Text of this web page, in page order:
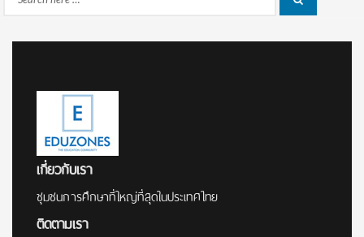
Search
เกี่ยวกับเรา
ชุมชนการศึกษาที่ใหญ่ที่สุดในประเทศไทย
ติดตามเรา